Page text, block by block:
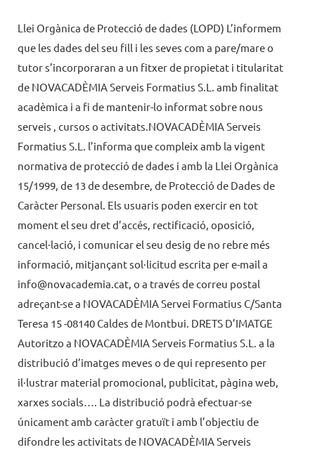
Llei Orgànica de Protecció de dades (LOPD) L’informem
que les dades del seu fill i les seves com a pare/mare o
tutor s’incorporaran a un fitxer de propietat i titularitat
de NOVACADÈMIA Serveis Formatius S.L. amb finalitat
acadèmica i a fi de mantenir-lo informat sobre nous
serveis , cursos o activitats.NOVACADÈMIA Serveis
Formatius S.L. l’informa que compleix amb la vigent
normativa de protecció de dades i amb la Llei Orgànica
15/1999, de 13 de desembre, de Protecció de Dades de
Caràcter Personal. Els usuaris poden exercir en tot
moment el seu dret d’accés, rectificació, oposició,
cancel·lació, i comunicar el seu desig de no rebre més
informació, mitjançant sol·licitud escrita per e-mail a
info@novacademia.cat, o a través de correu postal
adreçant-se a NOVACADÈMIA Servei Formatius C/Santa
Teresa 15 -08140 Caldes de Montbui. DRETS D’IMATGE
Autoritzo a NOVACADÈMIA Serveis Formatius S.L. a la
distribució d’imatges meves o de qui represento per
il·lustrar material promocional, publicitat, pàgina web,
xarxes socials…. La distribució podrà efectuar-se
únicament amb caràcter gratuït i amb l’objectiu de
difondre les activitats de NOVACADÈMIA Serveis